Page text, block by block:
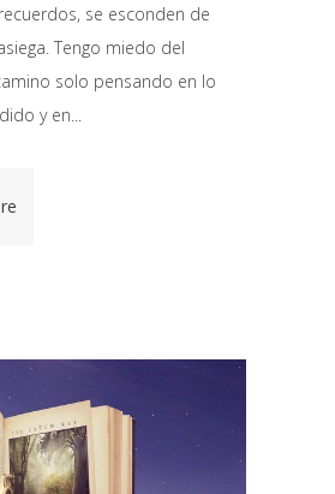
se esconden de
Tengo miedo del
solo pensando en lo
y en...